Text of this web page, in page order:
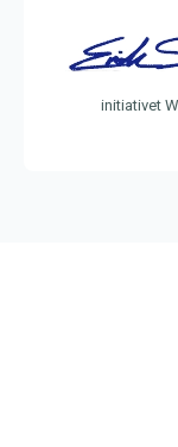
initiativet